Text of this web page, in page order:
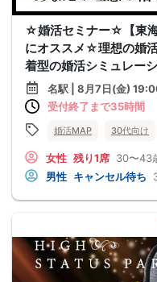
☆婚活セミナー☆【東
にオススメ☆理想の婚
着型の婚活シミュレー
名駅 | 8月7日(金)
受付終了まで35時間
婚活MAP 30代向け
女性 残り1席 30〜43
男性 キャンセル待ち